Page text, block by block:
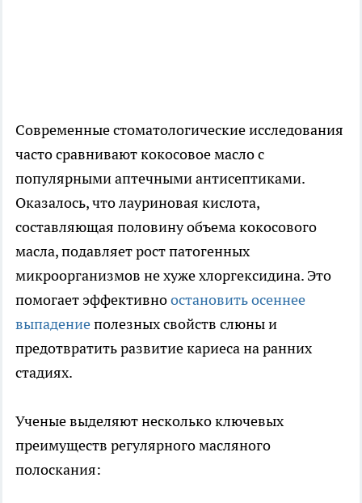
Современные стоматологические исследования
часто сравнивают кокосовое масло с
популярными аптечными антисептиками.
Оказалось, что лауриновая кислота,
составляющая половину объема кокосового
масла, подавляет рост патогенных
микроорганизмов не хуже хлоргексидина. Это
помогает эффективноостановить осеннее
выпадениеполезных свойств слюны и
предотвратить развитие кариеса на ранних
стадиях.
Ученые выделяют несколько ключевых
преимуществ регулярного масляного
полоскания: